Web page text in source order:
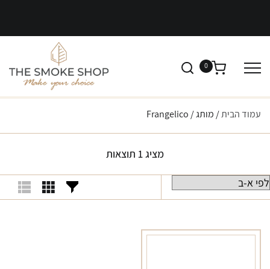
0
עמוד הבית/ מותג / Frangelico
מציג 1 תוצאות